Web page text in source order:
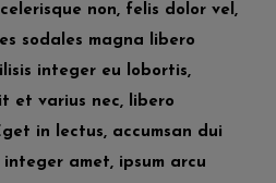
non, felis dolor vel,
sodales magna libero
integer eu lobortis,
et varius nec, libero
in lectus, accumsan dui
amet, ipsum arcu